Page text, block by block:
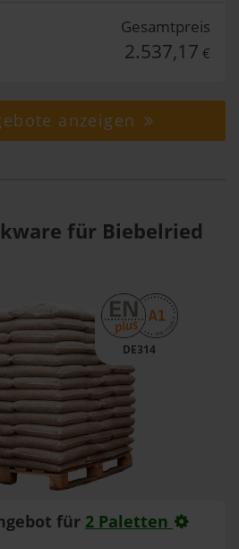
Gesamtpreis
2.537,17 €
anzeigen
für Biebelried
DE314
für 2 Paletten